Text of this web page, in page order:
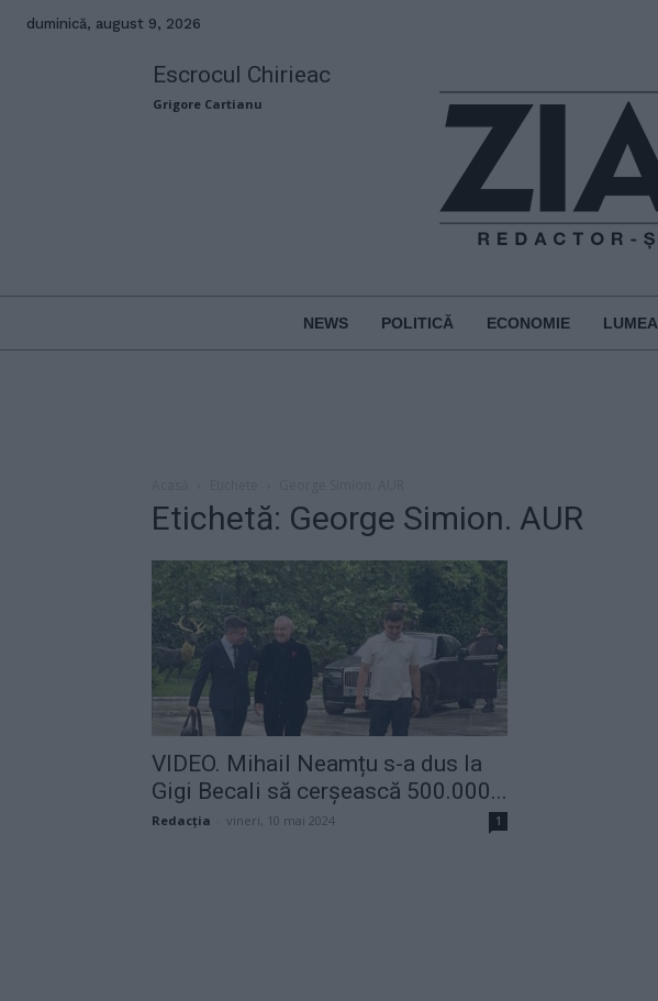
duminică, august 9, 2026
Escrocul Chirieac
Grigore Cartianu
NEWS POLITICĂ ECONOMIE LUMEA
Etichetă: George Simion. AUR
VIDEO. Mihail Neamțu s-a dus la
Gigi Becali să cerșească 500.000...
Redacţia vineri, 10 mai 2024 1